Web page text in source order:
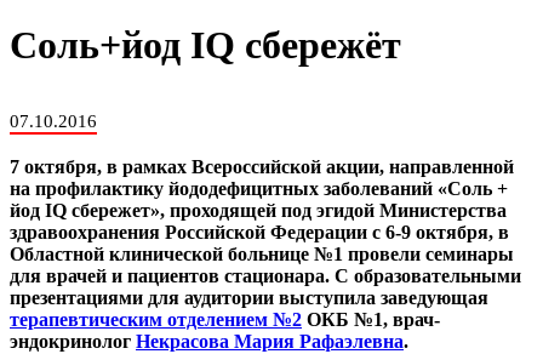
Соль+йод IQ сбережёт
07.10.2016
7 октября, в рамках Всероссийской акции, направленной
на профилактику йододефицитных заболеваний «Соль +
йод IQ сбережет», проходящей под эгидой Министерства
здравоохранения Российской Федерации с 6-9 октября, в
Областной клинической больнице №1 провели семинары
для врачей и пациентов стационара. С образовательными
презентациями для аудитории выступила заведующая
терапевтическим отделением №2 ОКБ №1, врач-
эндокринолог Некрасова Мария Рафаэлевна.